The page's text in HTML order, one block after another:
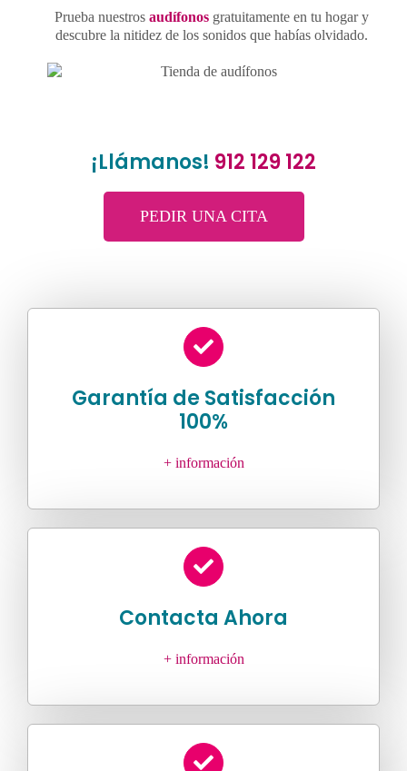
Prueba nuestros audífonosgratuitamente en tu hogar y
descubre la nitidez de los sonidos que habías olvidado.
¡Llámanos! 912 129 122
PEDIR UNA CITA
Garantía de Satisfacción
100%
+ información
Contacta Ahora
+ información